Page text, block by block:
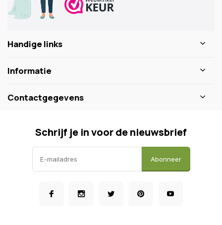
Handige links
Informatie
Contactgegevens
Schrijf je in voor de nieuwsbrief
Abonneer